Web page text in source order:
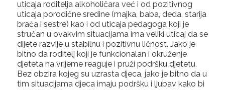
uticaja roditelja alkoholičara već i od pozitivnog
uticaja porodične sredine (majka, baba, deda, starija
braća i sestre) kao i od uticaja pedagoga koji je
stručan u ovakvim situacijama ima veliki uticaj da se
dijete razvije u stabilnu i pozitivnu ličnost. Jako je
bitno da roditelj koji je funkcionalan i okruženje
djeteta na vrijeme reaguje i pruži podršku djetetu.
Bez obzira kojeg su uzrasta djeca, jako je bitno da u
tim situacijama djeca imaju podršku i ljubav kako bi